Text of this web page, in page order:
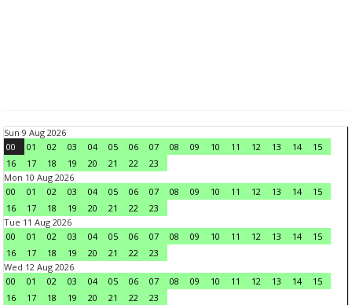
Sun 9 Aug 2026
00
01 02 03 04 05 06 07 08 09 10 11 12 13 14
15
16
17 18 19 20 21 22
23
Mon 10 Aug 2026
00
01 02 03 04 05 06 07 08 09 10 11 12 13 14
15
16
17 18 19 20 21 22
23
Tue 11 Aug 2026
00
01 02 03 04 05 06 07 08 09 10 11 12 13 14
15
16
17 18 19 20 21 22
23
Wed 12 Aug 2026
00
01 02 03 04 05 06 07 08 09 10 11 12 13 14
15
16
17 18 19 20 21 22
23